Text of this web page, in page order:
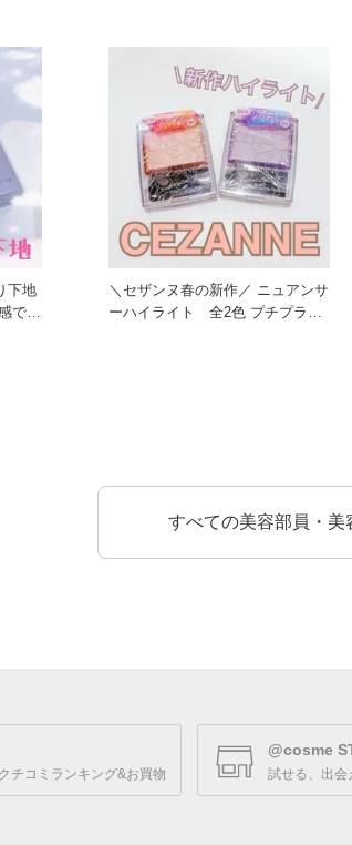
下地
＼セザンヌ春の新作／ ニュアンサ
ーハイライト 全2色 プチプラの
すべての美容部員・美
チコミランキング&お買物
@cosme
試せる、出会